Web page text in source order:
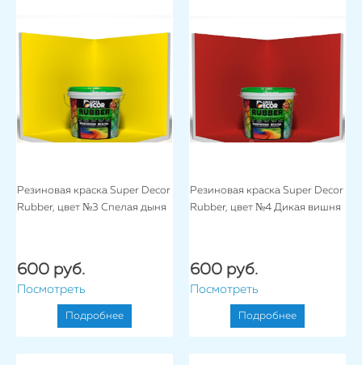
Резиновая краска Super Decor
Rubber, цвет №3 Спелая дыня
600 руб.
Посмотреть
Подробнее
Резиновая краска Super Decor
Rubber, цвет №4 Дикая вишня
600 руб.
Посмотреть
Подробнее